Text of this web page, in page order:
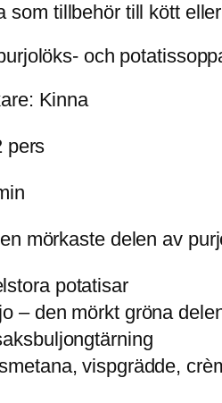
som tillbehör till kött
och
Kinna
pers
mörkaste delen av
potatisar
– den mörkt gröna
vispgrädde,